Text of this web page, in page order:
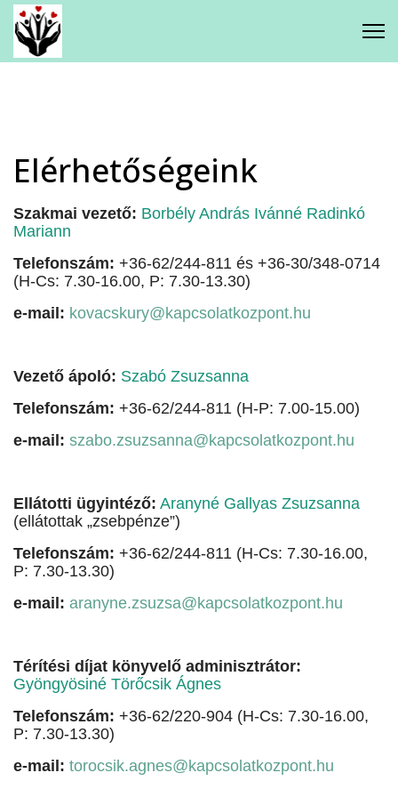
Központ
Foglalkoztató Napközi
Szolgálat
Mikkamakka Integratív Családi
Elérhetőségeink
Szakmai vezető: Borbély András Ivánné Radinkó
Mariann
Telefonszám: +36-62/244-811 és +36-30/348-0714
(H-Cs: 7.30-16.00, P: 7.30-13.30)
e-mail: kovacskury@kapcsolatkozpont.hu
Vezető ápoló: Szabó Zsuzsanna
Telefonszám: +36-62/244-811 (H-P: 7.00-15.00)
e-mail: szabo.zsuzsanna@kapcsolatkozpont.hu
Ellátotti ügyintéző: Aranyné Gallyas Zsuzsanna
(ellátottak „zsebpénze”)
Telefonszám: +36-62/244-811 (H-Cs: 7.30-16.00,
P: 7.30-13.30)
e-mail: aranyne.zsuzsa@kapcsolatkozpont.hu
Térítési díjat könyvelő adminisztrátor:
Gyöngyösiné Törőcsik Ágnes
Telefonszám: +36-62/220-904 (H-Cs: 7.30-16.00,
P: 7.30-13.30)
e-mail: torocsik.agnes@kapcsolatkozpont.hu